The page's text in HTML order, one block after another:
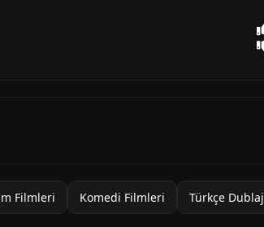
Filmleri Komedi Filmleri Türkçe Dublaj